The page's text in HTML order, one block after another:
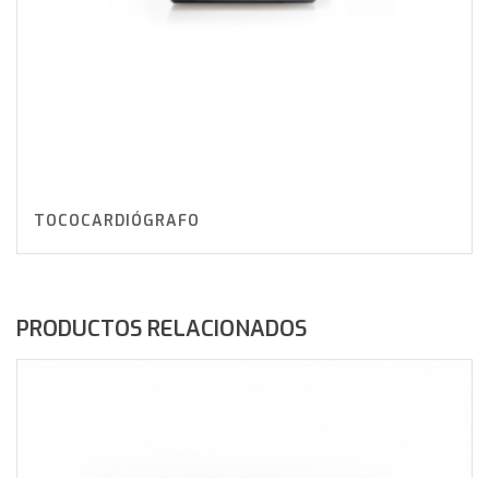
TOCOCARDIÓGRAFO
PRODUCTOS RELACIONADOS